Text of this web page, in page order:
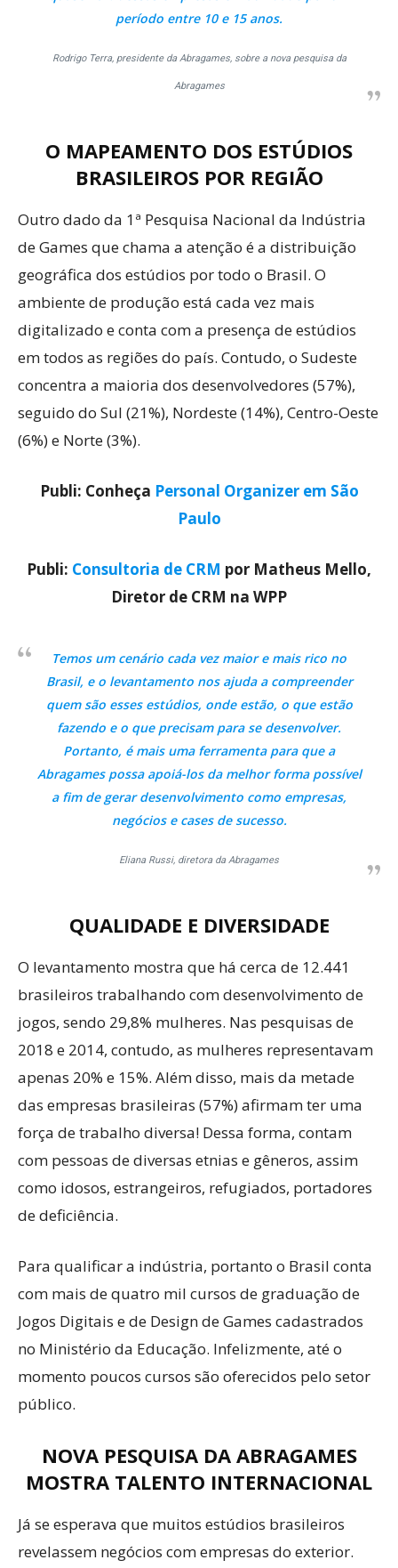
período entre 10 e 15 anos.
Rodrigo Terra, presidente da Abragames, sobre a nova pesquisa da
Abragames
O MAPEAMENTO DOS ESTÚDIOS
BRASILEIROS POR REGIÃO
Outro dado da 1ª Pesquisa Nacional da Indústria
de Games que chama a atenção é a distribuição
geográfica dos estúdios por todo o Brasil. O
ambiente de produção está cada vez mais
digitalizado e conta com a presença de estúdios
em todos as regiões do país. Contudo, o Sudeste
concentra a maioria dos desenvolvedores (57%),
seguido do Sul (21%), Nordeste (14%), Centro-Oeste
(6%) e Norte (3%).
Publi: Conheça Personal Organizer em São
Paulo
Publi: Consultoria de CRM por Matheus Mello,
Diretor de CRM na WPP
Temos um cenário cada vez maior e mais rico no
Brasil, e o levantamento nos ajuda a compreender
quem são esses estúdios, onde estão, o que estão
fazendo e o que precisam para se desenvolver.
Portanto, é mais uma ferramenta para que a
Abragames possa apoiá-los da melhor forma possível
a fim de gerar desenvolvimento como empresas,
negócios e cases de sucesso.
Eliana Russi, diretora da Abragames
QUALIDADE E DIVERSIDADE
O levantamento mostra que há cerca de 12.441
brasileiros trabalhando com desenvolvimento de
jogos, sendo 29,8% mulheres. Nas pesquisas de
2018 e 2014, contudo, as mulheres representavam
apenas 20% e 15%. Além disso, mais da metade
das empresas brasileiras (57%) afirmam ter uma
força de trabalho diversa! Dessa forma, contam
com pessoas de diversas etnias e gêneros, assim
como idosos, estrangeiros, refugiados, portadores
de deficiência.
Para qualificar a indústria, portanto o Brasil conta
com mais de quatro mil cursos de graduação de
Jogos Digitais e de Design de Games cadastrados
no Ministério da Educação. Infelizmente, até o
momento poucos cursos são oferecidos pelo setor
público.
NOVA PESQUISA DA ABRAGAMES
MOSTRA TALENTO INTERNACIONAL
Já se esperava que muitos estúdios brasileiros
revelassem negócios com empresas do exterior.